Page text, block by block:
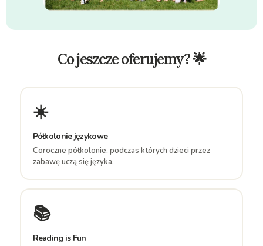
Co jeszcze oferujemy? 🌟
☀️
Półkolonie językowe
Coroczne półkolonie, podczas których dzieci przez
zabawę uczą się języka.
📚
Reading is Fun